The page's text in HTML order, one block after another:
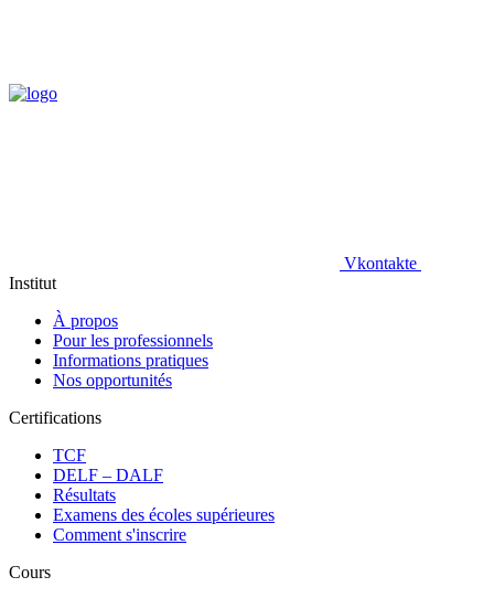
Vkontakte
Institut
À propos
Pour les professionnels
Informations pratiques
Nos opportunités
Certifications
TCF
DELF – DALF
Résultats
Examens des écoles supérieures
Comment s'inscrire
Cours